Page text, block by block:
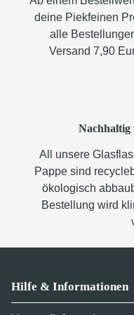
deine Piekfeinen
alle
Versand 7,90
Nachhaltig
All unsere
Pappe sind
ökologisch
Bestellung wird
Hilfe & Informationen